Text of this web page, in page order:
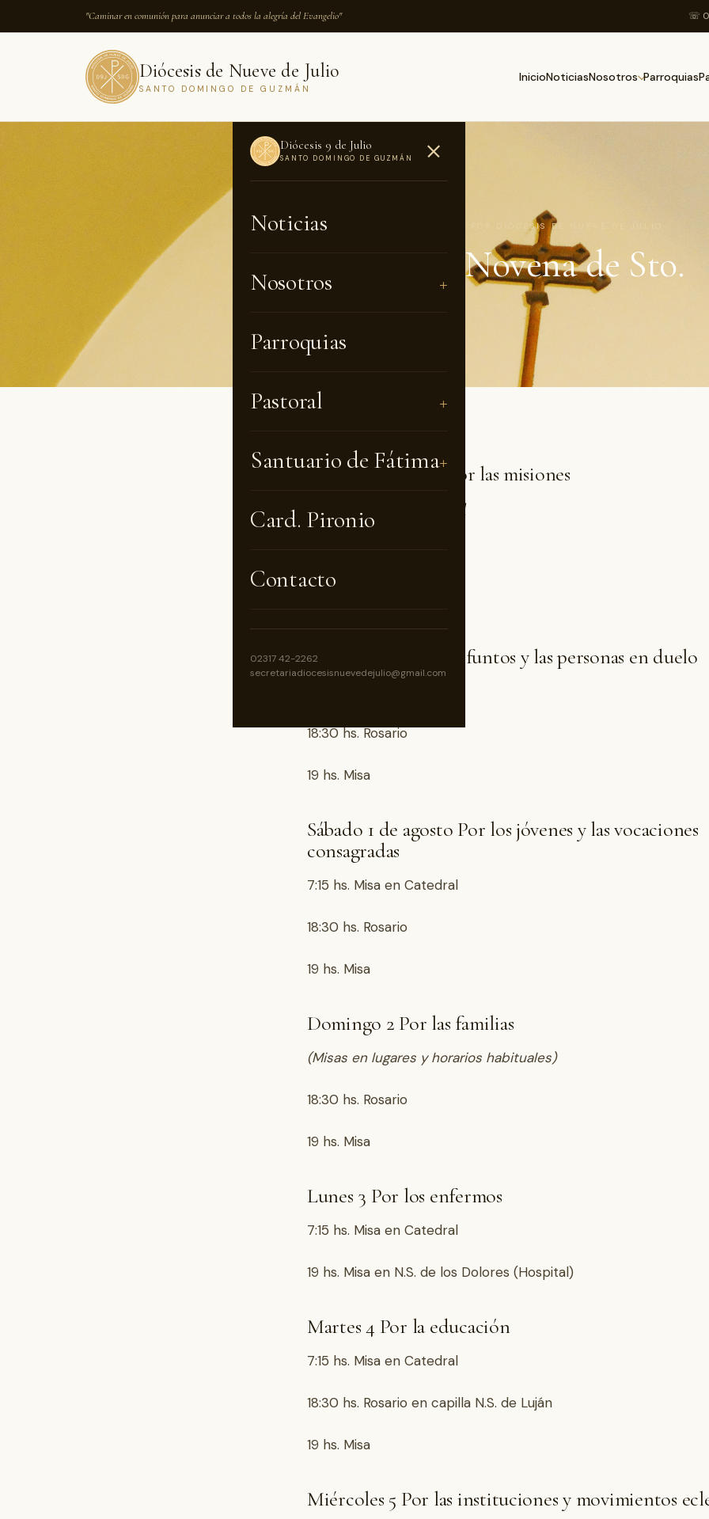
"Caminar en comunión para anunciar a todos la alegría del Evangelio" ☏
Diócesis de Nueve de Julio
SANTO DOMINGO DE GUZMÁN
InicioNoticiasNosotros Parroquias
Diócesis 9 de Julio
SANTO DOMINGO DE GUZMÁN
Noticias
Nosotros
Parroquias
Pastoral
Santuario de Fátima
Card. Pironio
Contacto
02317 42-2262
secretariadiocesisnuevedejulio@gmail.com
NOTICIAS · 30 DE JULIO DE 2015 · POR DIÓCESIS DE NUEVE DE JULIO
Comienza la Novena de Sto.
Jueves 30 de julio Por las misiones
7:15 hs. Misa en Catedral
Viernes 31 Por los difuntos y las personas en duelo
18:30 hs. Rosario
19 hs. Misa
Sábado 1 de agosto Por los jóvenes y las vocaciones
consagradas
7:15 hs. Misa en Catedral
18:30 hs. Rosario
19 hs. Misa
Domingo 2 Por las familias
(Misas en lugares y horarios habituales)
18:30 hs. Rosario
19 hs. Misa
Lunes 3 Por los enfermos
7:15 hs. Misa en Catedral
19 hs. Misa en N.S. de los Dolores (Hospital)
Martes 4 Por la educación
7:15 hs. Misa en Catedral
18:30 hs. Rosario en capilla N.S. de Luján
19 hs. Misa
Miércoles 5 Por las instituciones y movimientos